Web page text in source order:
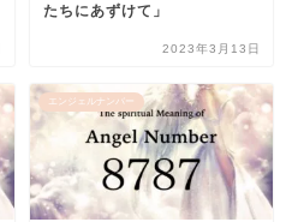
たちにあずけて」
2023年3月13日
エンジェルナンバー